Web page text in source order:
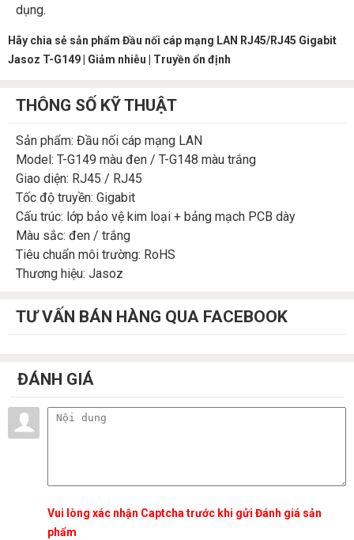
dụng.
Hãy chia sẻ sản phẩm Đầu nối cáp mạng LAN RJ45/RJ45 Gigabit
Jasoz T-G149 | Giảm nhiễu | Truyền ổn định
THÔNG SỐ KỸ THUẬT
Sản phẩm: Đầu nối cáp mạng LAN
Model: T-G149 màu đen / T-G148 màu trắng
Giao diện: RJ45 / RJ45
Tốc độ truyền: Gigabit
Cấu trúc: lớp bảo vệ kim loại + bảng mạch PCB dày
Màu sắc: đen / trắng
Tiêu chuẩn môi trường: RoHS
Thương hiệu: Jasoz
TƯ VẤN BÁN HÀNG QUA FACEBOOK
ĐÁNH GIÁ
Vui lòng xác nhận Captcha trước khi gửi Đánh giá sản
phẩm